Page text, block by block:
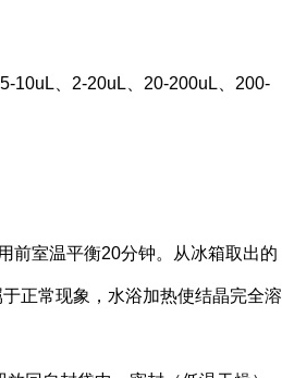
10uL、2-20uL、20-200uL、200-
前室温平衡20分钟。从冰箱取出的
正常现象，水浴加热使结晶完全溶